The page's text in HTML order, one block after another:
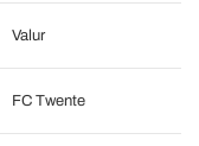
Valur
FC Twente